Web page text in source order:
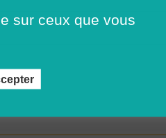
de CDI ou
sur ceux que vous